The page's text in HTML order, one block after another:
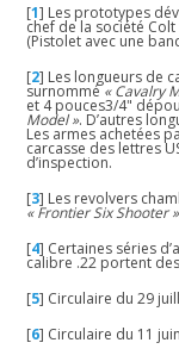
[1] Les prototypes
chef de la société
(Pistolet avec une
[2] Les longueurs de
surnommé« Cavalry
et 4 pouces3/4"
Model ». D’autres
Les armes achetées
carcasse des lettres
d’inspection.
[3] Les revolvers
« Frontier Six Shooter »
[4] Certaines séries
calibre .22 portent
[5] Circulaire du 29
[6] Circulaire du 11